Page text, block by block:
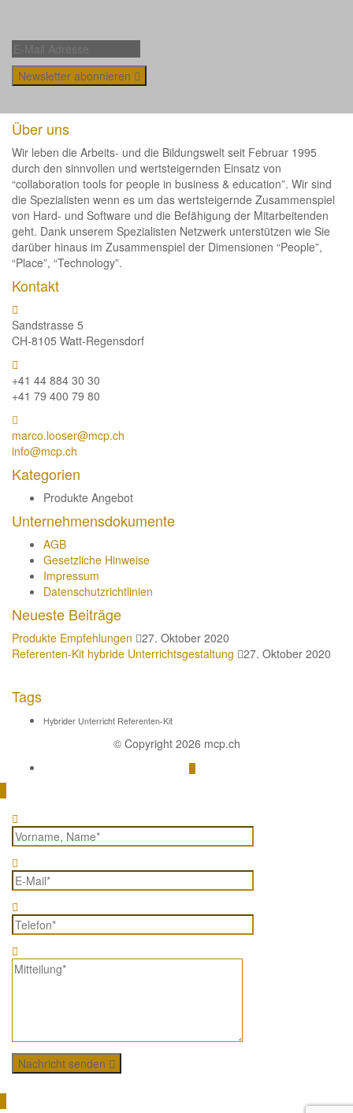
Newsletter abonnieren
Über uns
Wir leben die Arbeits- und die Bildungswelt seit Februar 1995
durch den sinnvollen und wertsteigernden Einsatz von
“collaboration tools for people in business & education”. Wir sind
die Spezialisten wenn es um das wertsteigernde Zusammenspiel
von Hard- und Software und die Befähigung der Mitarbeitenden
geht. Dank unserem Spezialisten Netzwerk unterstützen wie Sie
darüber hinaus im Zusammenspiel der Dimensionen “People”,
“Place”, “Technology”.
Kontakt
Sandstrasse 5
CH-8105 Watt-Regensdorf
+41 44 884 30 30
+41 79 400 79 80
marco.looser@mcp.ch
info@mcp.ch
Kategorien
Produkte Angebot
Unternehmensdokumente
AGB
Gesetzliche Hinweise
Impressum
Datenschutzrichtlinien
Neueste Beiträge
Produkte Empfehlungen
27. Oktober 2020
Referenten-Kit hybride Unterrichtsgestaltung
27. Oktober 2020
Tags
Hybrider Unterricht Referenten-Kit
© Copyright 2026 mcp.ch
Nachricht senden